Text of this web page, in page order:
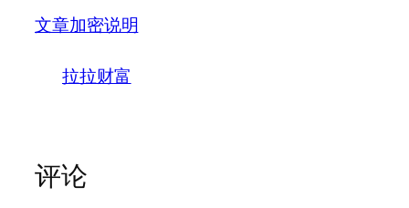
文章加密说明
拉拉财富
评论